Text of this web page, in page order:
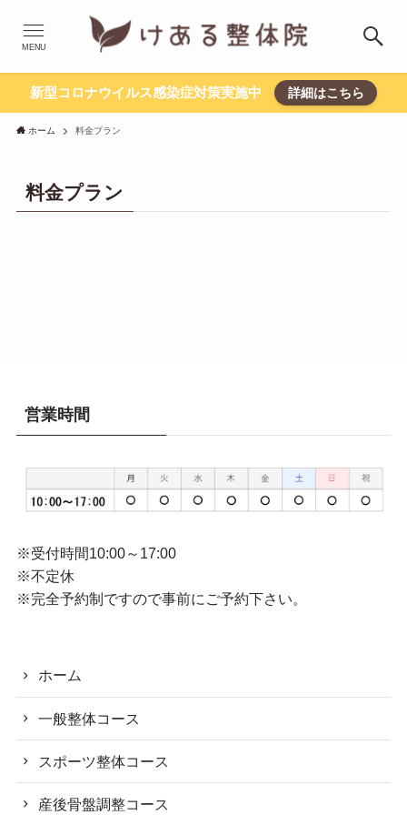
MENU
新型コロナウイルス感染症対策実施中 詳細はこちら
ホーム 料金プラン
料金プラン
営業時間
※受付時間10:00～17:00
※不定休
※完全予約制ですので事前にご予約下さい。
ホーム
一般整体コース
スポーツ整体コース
産後骨盤調整コース